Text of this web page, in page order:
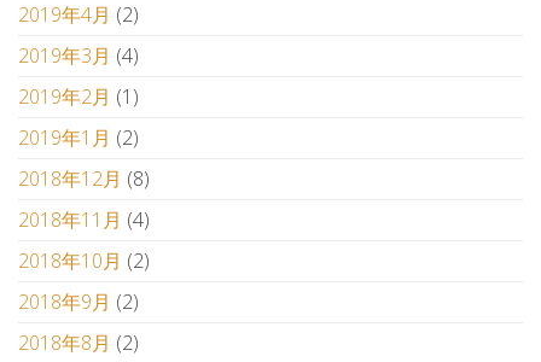
2019年4月 (2)
2019年3月 (4)
2019年2月 (1)
2019年1月 (2)
2018年12月 (8)
2018年11月 (4)
2018年10月 (2)
2018年9月 (2)
2018年8月 (2)